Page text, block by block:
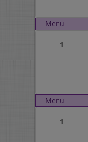
Menu
1
Menu
1